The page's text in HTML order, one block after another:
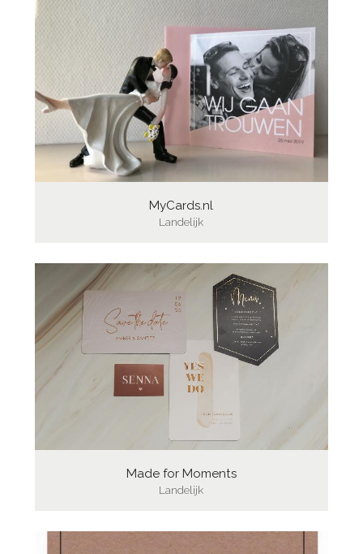
MyCards.nl
Landelijk
Made for Moments
Landelijk